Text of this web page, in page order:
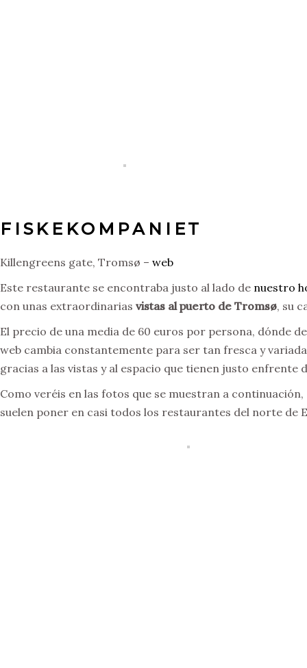
FISKEKOMPANIET
Killengreens gate, Tromsø – web
Este restaurante se encontraba justo al lado de nuestro
con unas extraordinarias vistas al puerto de Tromsø, su
El precio de una media de 60 euros por persona, dónde
web cambia constantemente para ser tan fresca y
gracias a las vistas y al espacio que tienen justo enfrente
Como veréis en las fotos que se muestran a continuación,
suelen poner en casi todos los restaurantes del norte de